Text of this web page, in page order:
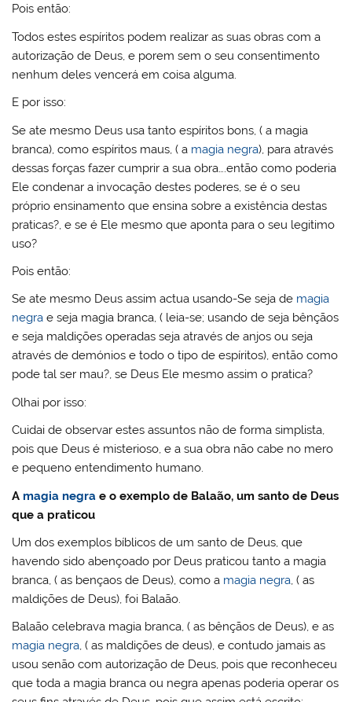
Pois então:
Todos estes espíritos podem realizar as suas obras com a
autorização de Deus, e porem sem o seu consentimento
nenhum deles vencerá em coisa alguma.
E por isso:
Se ate mesmo Deus usa tanto espíritos bons, ( a magia
branca), como espíritos maus, ( a magia negra), para através
dessas forças fazer cumprir a sua obra….então como poderia
Ele condenar a invocação destes poderes, se é o seu
próprio ensinamento que ensina sobre a existência destas
praticas?, e se é Ele mesmo que aponta para o seu legitimo
uso?
Pois então:
Se ate mesmo Deus assim actua usando-Se seja de magia
negra e seja magia branca, ( leia-se; usando de seja bênçãos
e seja maldições operadas seja através de anjos ou seja
através de demónios e todo o tipo de espíritos), então como
pode tal ser mau?, se Deus Ele mesmo assim o pratica?
Olhai por isso:
Cuidai de observar estes assuntos não de forma simplista,
pois que Deus é misterioso, e a sua obra não cabe no mero
e pequeno entendimento humano.
A magia negra e o exemplo de Balaão, um santo de Deus
que a praticou
Um dos exemplos bíblicos de um santo de Deus, que
havendo sido abençoado por Deus praticou tanto a magia
branca, ( as bençaos de Deus), como a magia negra, ( as
maldições de Deus), foi Balaão.
Balaão celebrava magia branca, ( as bênçãos de Deus), e as
magia negra, ( as maldições de deus), e contudo jamais as
usou senão com autorização de Deus, pois que reconheceu
que toda a magia branca ou negra apenas poderia operar os